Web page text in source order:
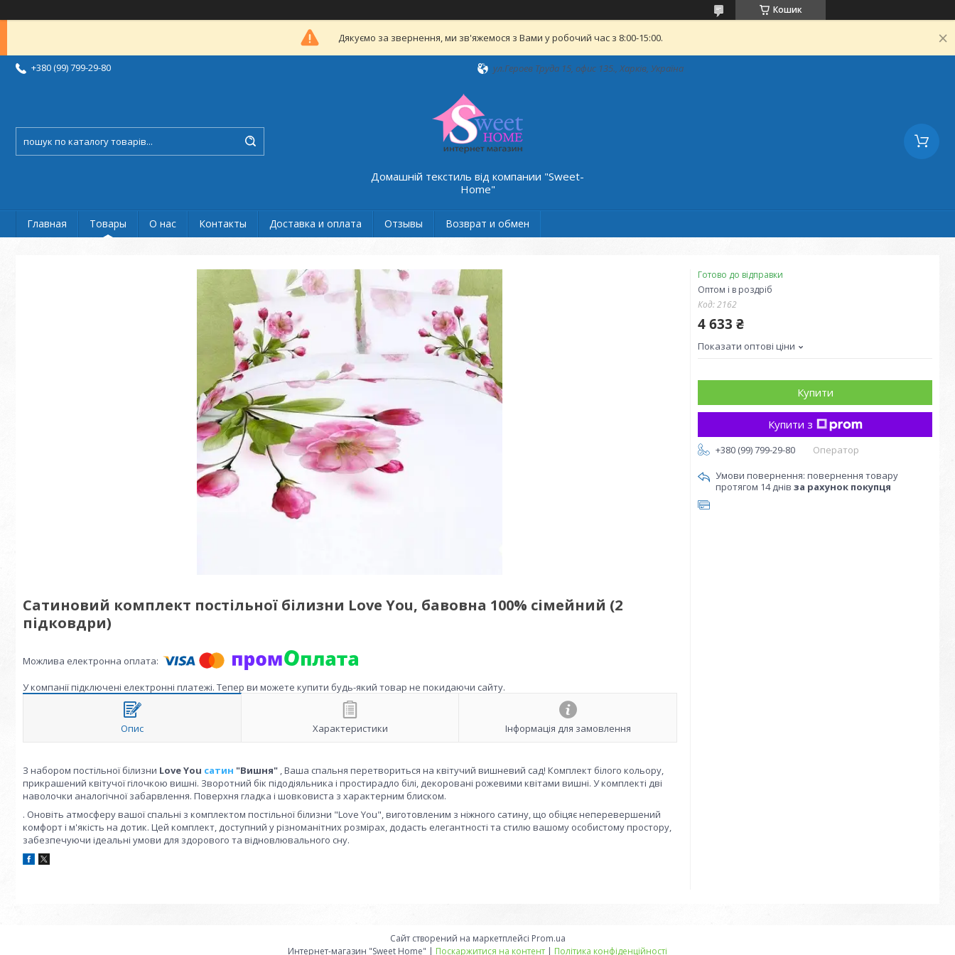
Кошик
Дякуємо за звернення, ми зв'яжемося з Вами у робочий час з 8:00-15:00.
+380 (99) 799-29-80 ул.Героев Труда 15, офис 135., Харків, Україна
Домашній текстиль від компании "Sweet-
Home"
Главная Товары О нас Контакты Доставка и оплата Отзывы Возврат и обмен
Сатиновий комплект постільної білизни Love You, бавовна 100% сімейний (2
підковдри)
У компанії підключені електронні платежі. Тепер ви можете купити будь-який товар не покидаючи сайту.
Опис Характеристики Інформація для замовлення
З набором постільної білизни Love You сатин "Вишня" , Ваша спальня перетвориться на квітучий вишневий сад! Комплект білого кольору,
прикрашений квітучої гілочкою вишні. Зворотний бік підодіяльника і простирадло білі, декоровані рожевими квітами вишні. У комплекті дві
наволочки аналогічної забарвлення. Поверхня гладка і шовковиста з характерним блиском.
. Оновіть атмосферу вашої спальні з комплектом постільної білизни "Love You", виготовленим з ніжного сатину, що обіцяє неперевершений
комфорт і м'якість на дотик. Цей комплект, доступний у різноманітних розмірах, додасть елегантності та стилю вашому особистому простору,
забезпечуючи ідеальні умови для здорового та відновлювального сну.
Готово до відправки
Оптом і в роздріб
Код:2162
4 633 ₴
Показати оптові ціни
Купити
Купити з
+380 (99) 799-29-80
Оператор
повернення товару
протягом 14 днів за рахунок покупця
Сайт створений на маркетплейсі Prom.ua
Интернет-магазин "Sweet Home" | Поскаржитися на контент | Політика конфіденційності